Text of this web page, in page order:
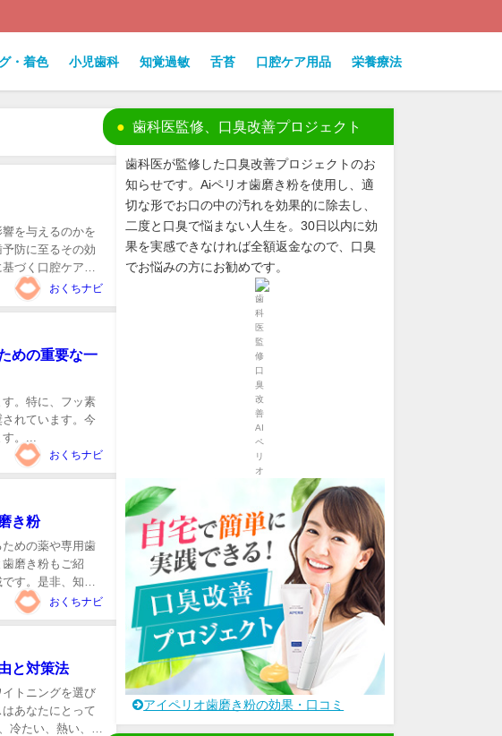
・着色 小児歯科 知覚過敏 舌苔 口腔ケア用品 栄養療法
を与えるのかを
防に至るその効
づく口腔ケアへ
おくちナビ
めの重要な一
。特に、フッ素
れています。今
。...
おくちナビ
き粉
めの薬や専用歯
磨き粉もご紹
す。是非、知覚
おくちナビ
と対策法
トニングを選び
あなたにとって
冷たい、熱い、甘
歯科医監修、口臭改善プロジェクト
歯科医が監修した口臭改善プロジェクトのお
知らせです。Aiペリオ歯磨き粉を使用し、適
切な形でお口の中の汚れを効果的に除去し、
二度と口臭で悩まない人生を。30日以内に効
果を実感できなければ全額返金なので、口臭
でお悩みの方にお勧めです。
アイペリオ歯磨き粉の効果・口コミ